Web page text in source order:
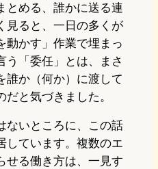
とめる、誰かに送る連
ると、一日の多くが
動かす」作業で埋まっ
う「委任」とは、まさ
誰か（何か）に渡して
と気づきました。
ないところに、この話
しています。複数のエ
せる働き方は、一見す